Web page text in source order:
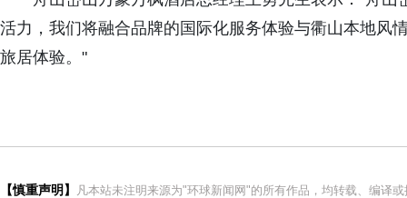
活力，我们将融合品牌的国际化服务体验与衢山本地风
旅居体验。"
【慎重声明】
凡本站未注明来源为"环球新闻网"的所有作品，均转载、编译